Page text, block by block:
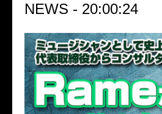
NEWS - 20:00:24